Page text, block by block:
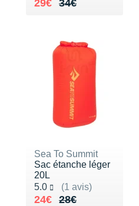
34€
Au lieu de 34€
29€
Vendu 29€
Sea To Summit
Sac étanche léger
20L
5.0
(1 avis)
Noté 5.0 sur 5
28€
Au lieu de 28€
24€
Vendu 24€